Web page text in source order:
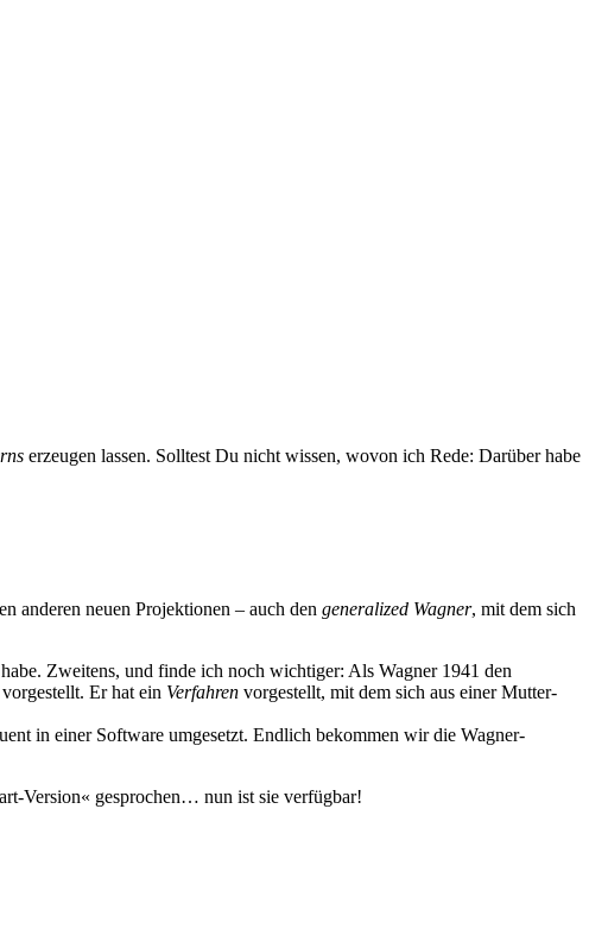
erzeugen lassen. Solltest Du nicht wissen, wovon ich Rede: Darüber habe
anderen neuen Projektionen – auch den generalized Wagner, mit dem sich
Zweitens, und finde ich noch wichtiger: Als Wagner 1941 den
Er hat ein Verfahren vorgestellt, mit dem sich aus einer Mutter-
in einer Software umgesetzt. Endlich bekommen wir die Wagner-
Version« gesprochen… nun ist sie verfügbar!